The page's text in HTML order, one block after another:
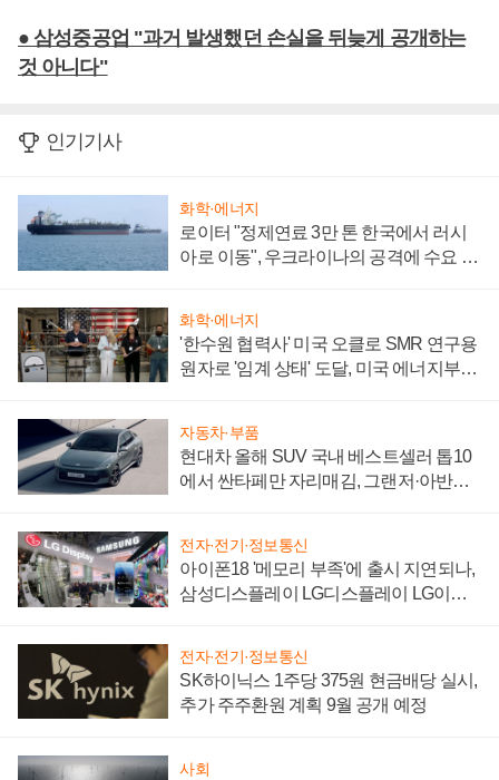
● 삼성중공업 "과거 발생했던 손실을 뒤늦게 공개하는
것 아니다"
인기기사
화학·에너지
로이터 "정제연료 3만 톤 한국에서 러시
아로 이동", 우크라이나의 공격에 수요 늘
화학·에너지
'한수원 협력사' 미국 오클로 SMR 연구용
원자로 '임계 상태' 도달, 미국 에너지부
자동차·부품
현대차 올해 SUV 국내 베스트셀러 톱10
에서 싼타페만 자리매김, 그랜저·아반떼
전자·전기·정보통신
아이폰18 '메모리 부족'에 출시 지연되나,
삼성디스플레이 LG디스플레이 LG이노
전자·전기·정보통신
SK하이닉스 1주당 375원 현금배당 실시,
추가 주주환원 계획 9월 공개 예정
사회